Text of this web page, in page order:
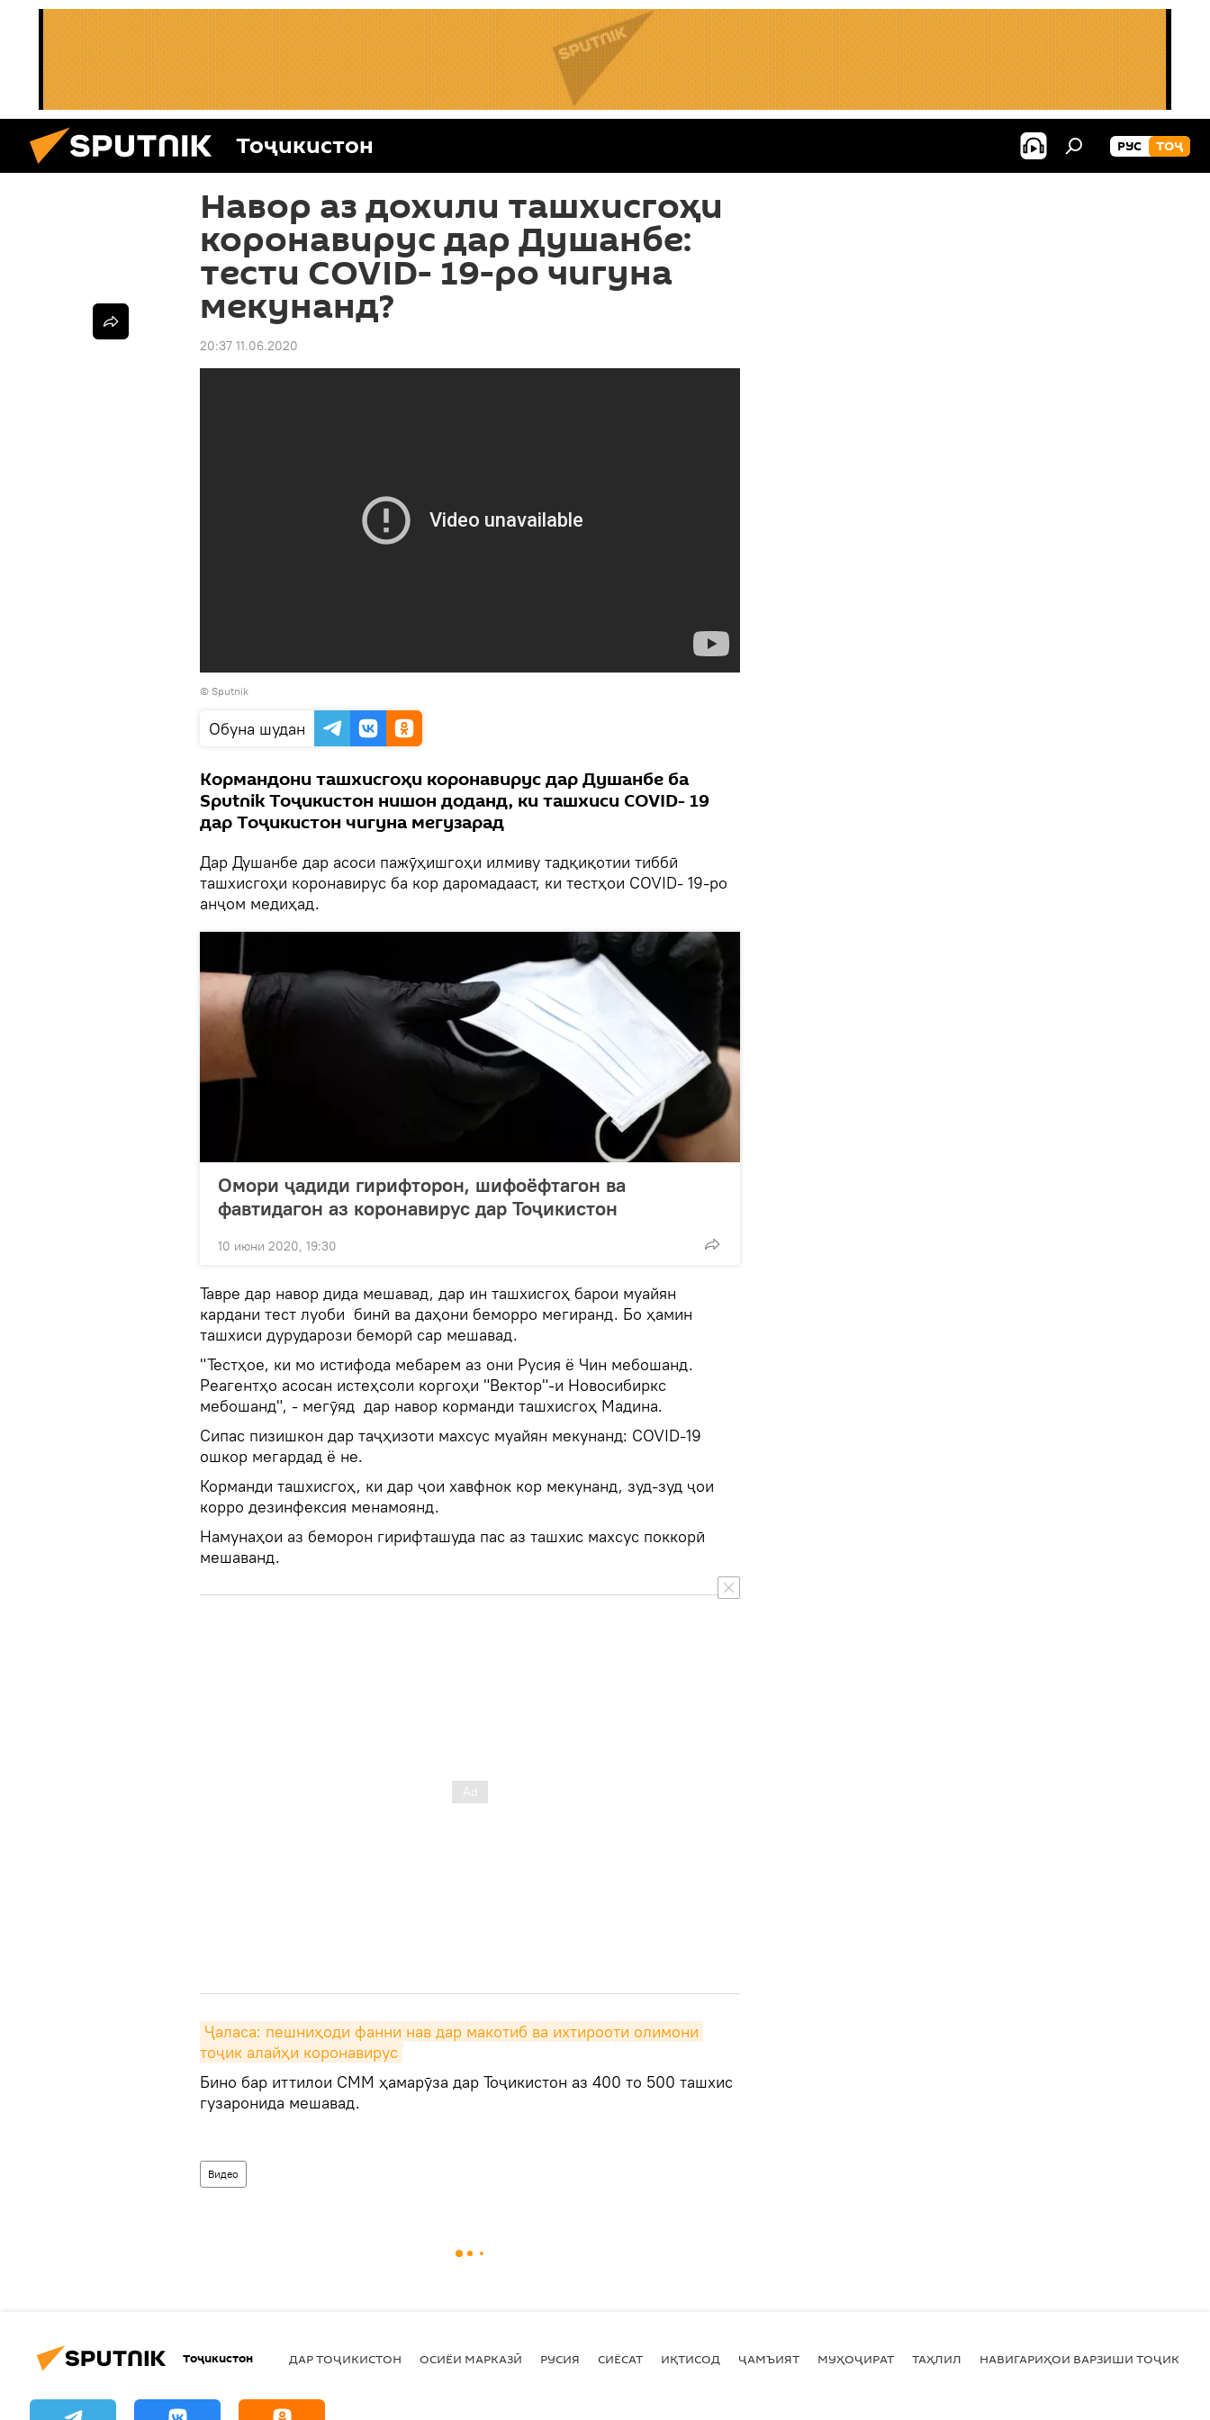
Тоҷикистон РУС ТОҶ
Навор аз дохили ташхисгоҳи
коронавирус дар Душанбе:
тести COVID- 19-ро чигуна
мекунанд?
20:37 11.06.2020
© Sputnik
Обуна шудан
Кормандони ташхисгоҳи коронавирус дар Душанбе ба
Sputnik Тоҷикистон нишон доданд, ки ташхиси COVID- 19
дар Тоҷикистон чигуна мегузарад
Дар Душанбе дар асоси пажӯҳишгоҳи илмиву тадқиқотии тиббӣ
ташхисгоҳи коронавирус ба кор даромадааст, ки тестҳои COVID- 19-ро
анҷом медиҳад.
Омори ҷадиди гирифторон, шифоёфтагон ва
фавтидагон аз коронавирус дар Тоҷикистон
10 июни 2020, 19:30
Тавре дар навор дида мешавад, дар ин ташхисгоҳ барои муайян
кардани тест луоби бинӣ ва даҳони беморро мегиранд. Бо ҳамин
ташхиси дурударози беморӣ сар мешавад.
"Тестҳое, ки мо истифода мебарем аз они Русия ё Чин мебошанд.
Реагентҳо асосан истеҳсоли коргоҳи "Вектор"-и Новосибиркс
мебошанд", - мегӯяд дар навор корманди ташхисгоҳ Мадина.
Сипас пизишкон дар таҷҳизоти махсус муайян мекунанд: COVID-19
ошкор мегардад ё не.
Корманди ташхисгоҳ, ки дар ҷои хавфнок кор мекунанд, зуд-зуд ҷои
корро дезинфексия менамоянд.
Намунаҳои аз беморон гирифташуда пас аз ташхис махсус поккорӣ
мешаванд.
Ҷаласа: пешниҳоди фанни нав дар макотиб ва ихтирооти олимони
тоҷик алайҳи коронавирус
Бино бар иттилои СММ ҳамарӯза дар Тоҷикистон аз 400 то 500 ташхис
гузаронида мешавад.
Видео
Тоҷикистон ДАР ТОҶИКИСТОН ОСИЁИ МАРКАЗӢ РУСИЯ СИЁСАТ ИҚТИСОД ҶАМЪИЯТ МУҲОҶИРАТ ТАҲЛИЛ НАВИГАРИҲОИ ВАРЗИШИ